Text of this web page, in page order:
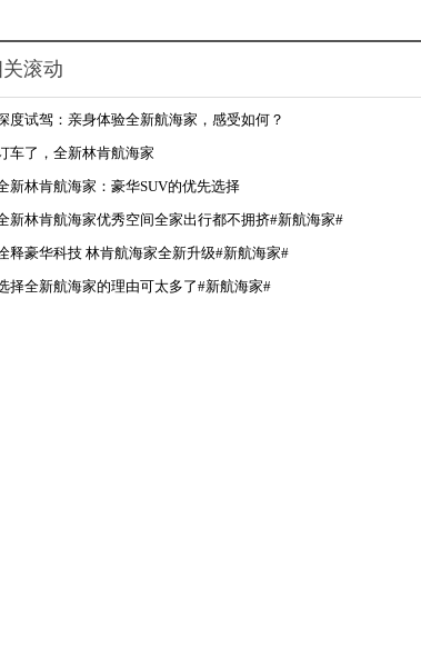
，这已经不算是大新闻了。毕竟...
滚动
度试驾：亲身体验全新航海家，感受如何？
车了，全新林肯航海家
新林肯航海家：豪华SUV的优先选择
新林肯航海家优秀空间全家出行都不拥挤#新航海家#
释豪华科技 林肯航海家全新升级#新航海家#
择全新航海家的理由可太多了#新航海家#